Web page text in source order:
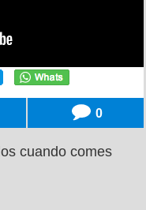
0
cuando comes